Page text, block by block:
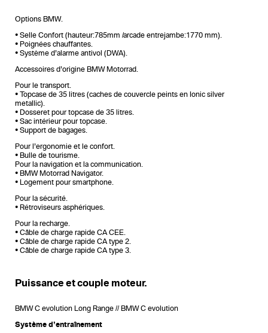
Options BMW.
• Selle Confort (hauteur:785mm /arcade entrejambe:1770 mm).
• Poignées chauffantes.
• Système d’alarme antivol (DWA).
Accessoires d’origine BMW Motorrad.
Pour le transport.
• Topcase de 35 litres (caches de couvercle peints en Ionic silver
metallic).
• Dosseret pour topcase de 35 litres.
• Sac intérieur pour topcase.
• Support de bagages.
Pour l’ergonomie et le confort.
• Bulle de tourisme.
Pour la navigation et la communication.
• BMW Motorrad Navigator.
• Logement pour smartphone.
Pour la sécurité.
• Rétroviseurs asphériques.
Pour la recharge.
• Câble de charge rapide CA CEE.
• Câble de charge rapide CA type 2.
• Câble de charge rapide CA type 3.
Puissance et couple moteur.
BMW C evolution Long Range // BMW C evolution
Système d’entraînement